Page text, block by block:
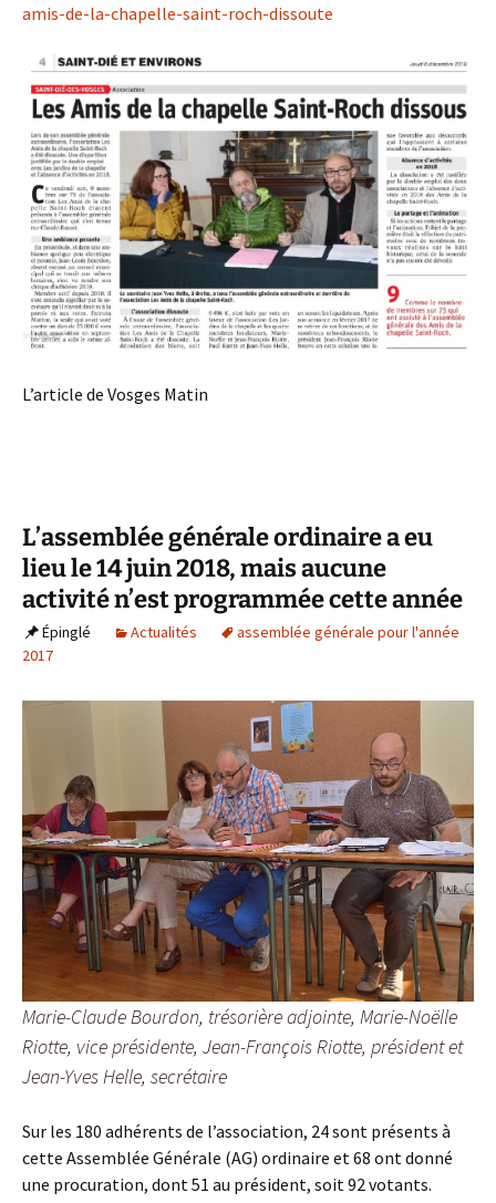
amis-de-la-chapelle-saint-roch-dissoute
L’article de Vosges Matin
L’assemblée générale ordinaire a eu
lieu le 14 juin 2018, mais aucune
activité n’est programmée cette année
Épinglé Actualités
assemblée générale pour l'année
2017
Marie-Claude Bourdon, trésorière adjointe, Marie-Noëlle
Riotte, vice présidente, Jean-François Riotte, président et
Jean-Yves Helle, secrétaire
Sur les 180 adhérents de l’association, 24 sont présents à
cette Assemblée Générale (AG) ordinaire et 68 ont donné
une procuration, dont 51 au président, soit 92 votants.